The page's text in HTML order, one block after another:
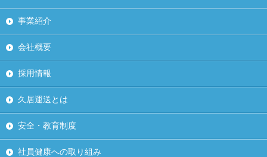
事業紹介
会社概要
採用情報
久居運送とは
安全・教育制度
社員健康への取り組み